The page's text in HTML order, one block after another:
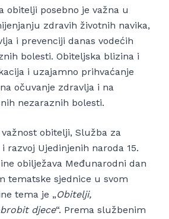
obitelji posebno je važna u
zdravih životnih navika,
i prevenciji danas vodećih
bolesti. Obiteljska blizina i
i uzajamno prihvaćanje
očuvanje zdravlja i na
nezaraznih bolesti.
obitelji, Služba za
razvoj Ujedinjenih naroda 15.
obilježava Međunarodni dan
tematske sjednice u svom
tema je „Obitelji,
djece“. Prema službenim